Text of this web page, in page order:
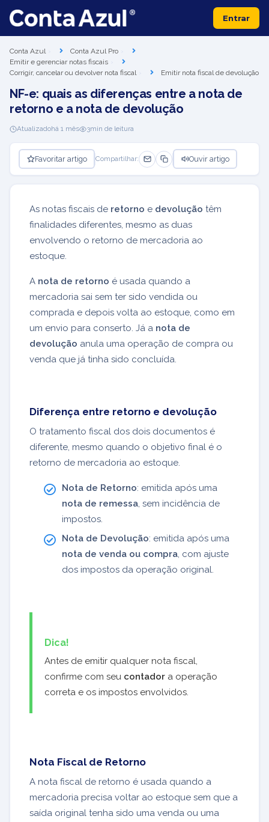
Entrar
Conta Azul
Conta Azul Pro
Emitir e gerenciar notas fiscais
Corrigir, cancelar ou devolver nota fiscal
Emitir nota fiscal de devolução
NF-e: quais as diferenças entre a nota de
retorno e a nota de devolução
Atualizadohá 1 mês 3min de leitura
Favoritar artigo Compartilhar: Ouvir artigo
As notas fiscais de retorno e devolução têm
finalidades diferentes, mesmo as duas
envolvendo o retorno de mercadoria ao
estoque.
A nota de retorno é usada quando a
mercadoria sai sem ter sido vendida ou
comprada e depois volta ao estoque, como em
um envio para conserto. Já a nota de
devolução anula uma operação de compra ou
venda que já tinha sido concluída.
Diferença entre retorno e devolução
O tratamento fiscal dos dois documentos é
diferente, mesmo quando o objetivo final é o
retorno de mercadoria ao estoque.
Nota de Retorno: emitida após uma
nota de remessa, sem incidência de
impostos.
Nota de Devolução: emitida após uma
nota de venda ou compra, com ajuste
dos impostos da operação original.
Dica!
Antes de emitir qualquer nota fiscal,
confirme com seu contador a operação
correta e os impostos envolvidos.
Nota Fiscal de Retorno
A nota fiscal de retorno é usada quando a
mercadoria precisa voltar ao estoque sem que a
saída original tenha sido uma venda ou uma